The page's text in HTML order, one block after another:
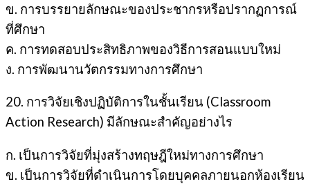
ข. การบรรยายลักษณะของประชากรหรือปรากฏการณ์
ที่ศึกษา
ค. การทดสอบประสิทธิภาพของวิธีการสอนแบบใหม่
ง. การพัฒนานวัตกรรมทางการศึกษา
20. การวิจัยเชิงปฏิบัติการในชั้นเรียน (Classroom
Action Research) มีลักษณะสำคัญอย่างไร
ก. เป็นการวิจัยที่มุ่งสร้างทฤษฎีใหม่ทางการศึกษา
ข. เป็นการวิจัยที่ดำเนินการโดยบุคคลภายนอกห้องเรียน